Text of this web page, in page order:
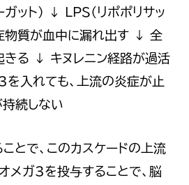
ガット） ↓ LPS（リポポリサッ
物質が血中に漏れ出す ↓ 全
きる ↓ キヌレニン経路が過活
入れても、上流の炎症が止
続しない
とで、このカスケードの上流
メガ3を投与することで、脳
臨床分子栄養医学研究会
商取引法に基づく表記